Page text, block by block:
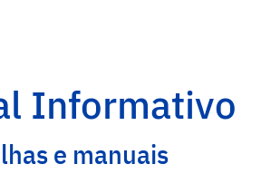
Informativo
e manuais